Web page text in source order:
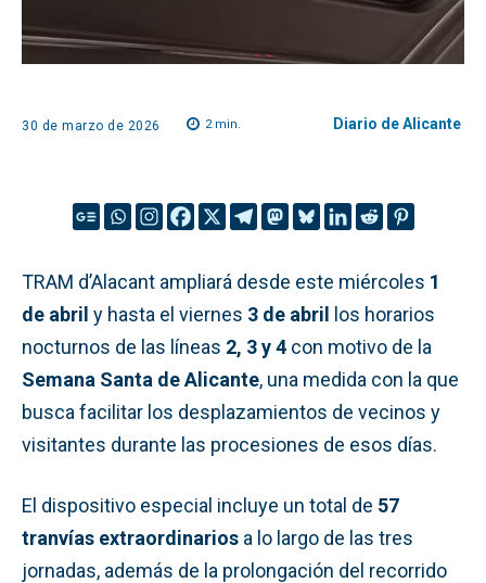
30 de marzo de 2026 2min. Diario de Alicante
TRAM d’Alacant ampliará desde este miércoles 1
de abril y hasta el viernes 3 de abril los horarios
nocturnos de las líneas 2, 3 y 4 con motivo de la
Semana Santa de Alicante, una medida con la que
busca facilitar los desplazamientos de vecinos y
visitantes durante las procesiones de esos días.
El dispositivo especial incluye un total de 57
tranvías extraordinarios a lo largo de las tres
jornadas, además de la prolongación del recorrido